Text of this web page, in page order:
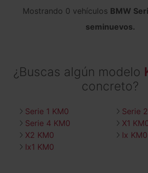
Mostrando 0 vehículos BMW
seminuevos.
¿Buscas algún modelo
concreto?
Serie 1 KM0
Serie
Serie 4 KM0
X1
X2 KM0
Ix KM0
Ix1 KM0